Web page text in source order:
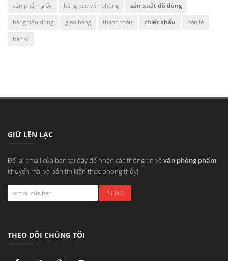
sản phẩm giấy
băng keo văn phòng
sản xuất đồ dùng
hàng tiêu dùng
giao hàng thanh toán chiết khấu
bán lẻ
bán sỉ
GIỮ LÊN LẠC
Để lại email của bạn tại đây để nhận các thông tin vềvăn phòng phẩm
khuyến mãi và bản tin kiến thức phong thủy!
THEO DÕI CHÚNG TÔI